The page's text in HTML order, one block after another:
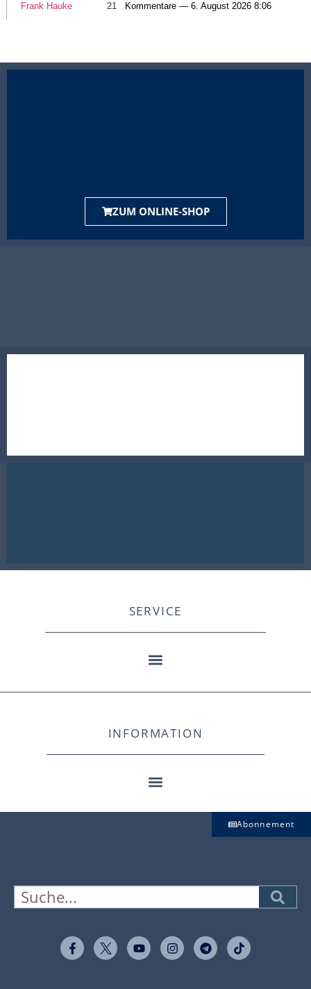
Frank Hauke 21 Kommentare — 6. August 2026 8:06
ZUM ONLINE-SHOP
SERVICE
INFORMATION
Abonnement